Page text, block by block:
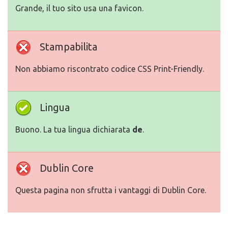
Grande, il tuo sito usa una favicon.
Stampabilita
Non abbiamo riscontrato codice CSS Print-Friendly.
Lingua
Buono. La tua lingua dichiarata de.
Dublin Core
Questa pagina non sfrutta i vantaggi di Dublin Core.